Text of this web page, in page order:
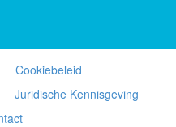
Cookiebeleid
Juridische Kennisgeving